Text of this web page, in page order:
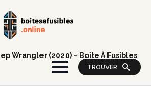
TROUVER
Wrangler (2020) – Boîte À Fusibles